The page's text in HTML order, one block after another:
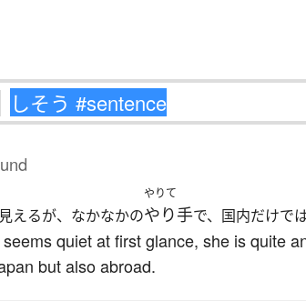
えるが、なかなかの
やりて
やり手で、国内だけで
quiet at first glance, she is quite
but also abroad.